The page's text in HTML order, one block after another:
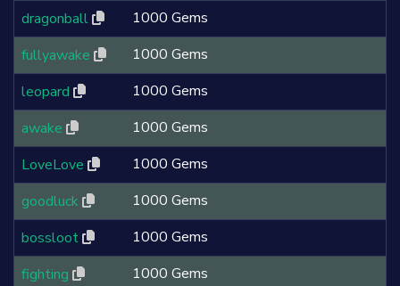
dragonball
1000 Gems
fullyawake
1000 Gems
leopard
1000 Gems
awake
1000 Gems
LoveLove
1000 Gems
goodluck
1000 Gems
bossloot
1000 Gems
fighting
1000 Gems